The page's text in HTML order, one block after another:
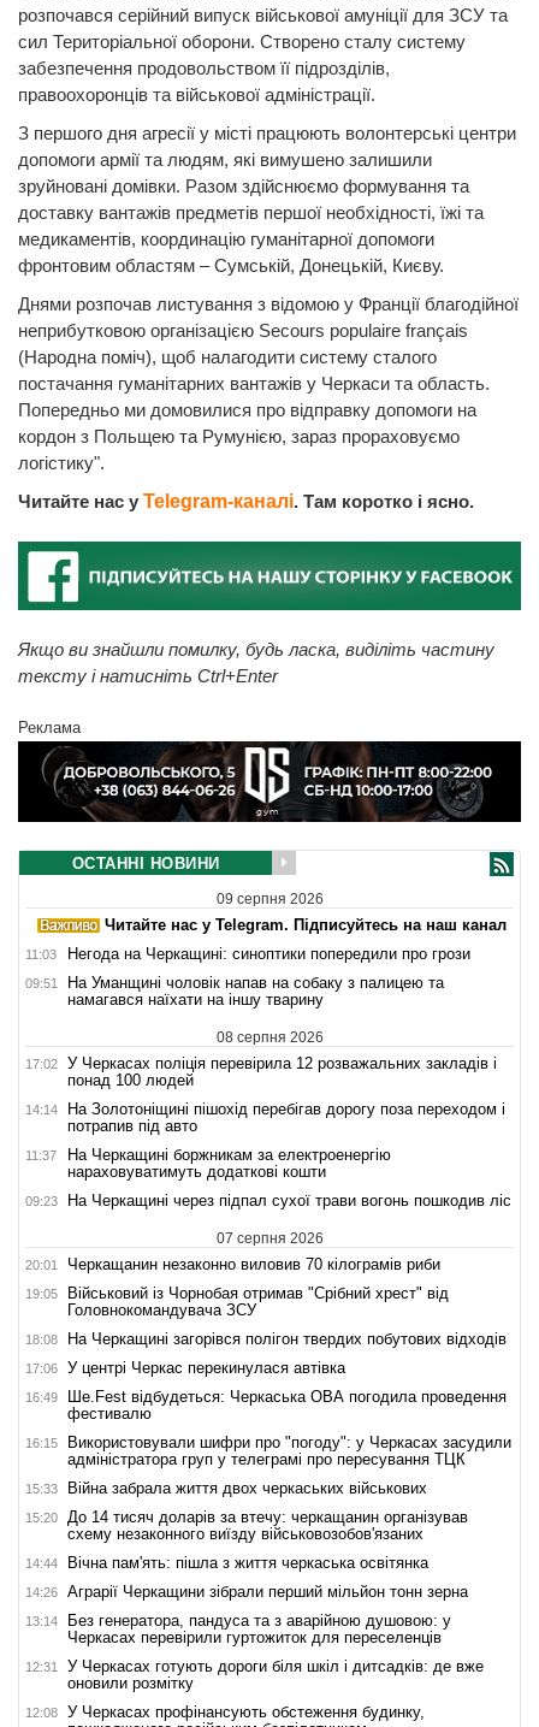
розпочався серійний випуск військової амуніції для ЗСУ та
сил Територіальної оборони. Створено сталу систему
забезпечення продовольством її підрозділів,
правоохоронців та військової адміністрації.
З першого дня агресії у місті працюють волонтерські центри
допомоги армії та людям, які вимушено залишили
зруйновані домівки. Разом здійснюємо формування та
доставку вантажів предметів першої необхідності, їжі та
медикаментів, координацію гуманітарної допомоги
фронтовим областям – Сумській, Донецькій, Києву.
Днями розпочав листування з відомою у Франції благодійної
неприбутковою організацією Secours populaire français
(Народна поміч), щоб налагодити систему сталого
постачання гуманітарних вантажів у Черкаси та область.
Попередньо ми домовилися про відправку допомоги на
кордон з Польщею та Румунією, зараз прораховуємо
логістику".
Читайте нас у Telegram-каналі. Там коротко і ясно.
Якщо ви знайшли помилку, будь ласка, виділіть частину
тексту і натисніть Ctrl+Enter
Реклама
ОСТАННІ НОВИНИ
09 серпня 2026
Читайте нас у Telegram. Підписуйтесь на наш канал
11:03 Негода на Черкащині: синоптики попередили про грози
09:51
На Уманщині чоловік напав на собаку з палицею та
намагався наїхати на іншу тварину
08 серпня 2026
17:02
У Черкасах поліція перевірила 12 розважальних закладів і
понад 100 людей
14:14
На Золотоніщині пішохід перебігав дорогу поза переходом і
потрапив під авто
11:37
На Черкащині боржникам за електроенергію
нараховуватимуть додаткові кошти
09:23 На Черкащині через підпал сухої трави вогонь пошкодив ліс
07 серпня 2026
20:01 Черкащанин незаконно виловив 70 кілограмів риби
19:05
Військовий із Чорнобая отримав "Срібний хрест" від
Головнокомандувача ЗСУ
18:08 На Черкащині загорівся полігон твердих побутових відходів
17:06 У центрі Черкас перекинулася автівка
16:49
Ше.Fest відбудеться: Черкаська ОВА погодила проведення
фестивалю
16:15
Використовували шифри про "погоду": у Черкасах засудили
адміністратора груп у телеграмі про пересування ТЦК
15:33 Війна забрала життя двох черкаських військових
15:20
До 14 тисяч доларів за втечу: черкащанин організував
схему незаконного виїзду військовозобов'язаних
14:44 Вічна пам'ять: пішла з життя черкаська освітянка
14:26 Аграрії Черкащини зібрали перший мільйон тонн зерна
13:14
Без генератора, пандуса та з аварійною душовою: у
Черкасах перевірили гуртожиток для переселенців
12:31
У Черкасах готують дороги біля шкіл і дитсадків: де вже
оновили розмітку
12:08
У Черкасах профінансують обстеження будинку,